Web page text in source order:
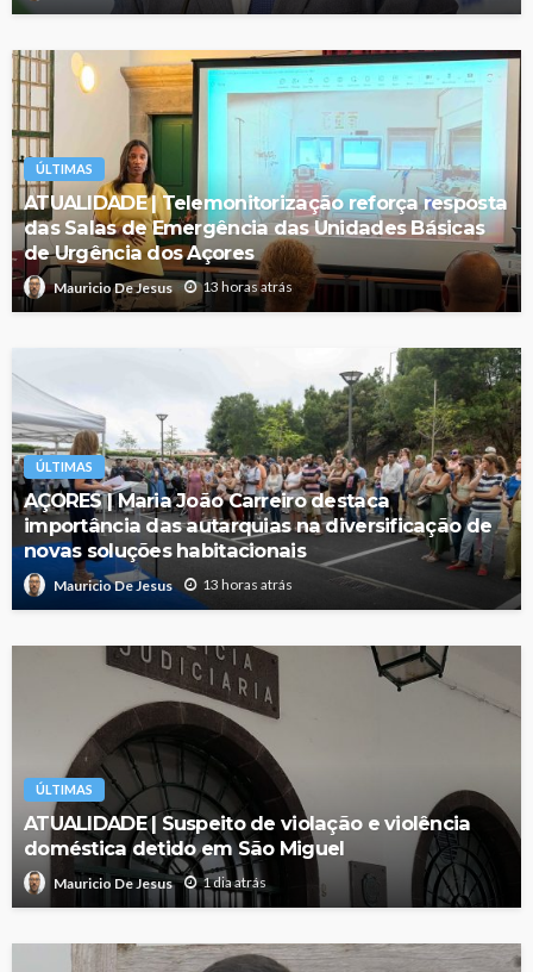
ÚLTIMAS
ATUALIDADE | Telemonitorização reforça resposta
das Salas de Emergência das Unidades Básicas
de Urgência dos Açores
Mauricio De Jesus 13 horas atrás
ÚLTIMAS
AÇORES | Maria João Carreiro destaca
importância das autarquias na diversificação de
novas soluções habitacionais
Mauricio De Jesus 13 horas atrás
ÚLTIMAS
ATUALIDADE | Suspeito de violação e violência
doméstica detido em São Miguel
Mauricio De Jesus 1 dia atrás